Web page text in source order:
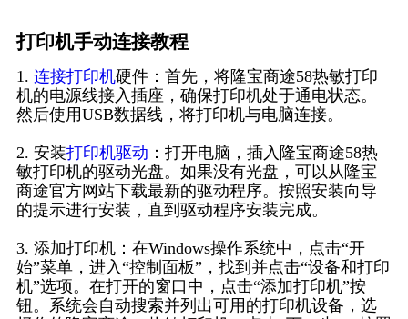
打印机手动连接教程
1. 连接打印机硬件：首先，将隆宝商途58热敏打印
机的电源线接入插座，确保打印机处于通电状态。
然后使用USB数据线，将打印机与电脑连接。
2. 安装打印机驱动 ：打开电脑，插入隆宝商途58热
敏打印机的驱动光盘。如果没有光盘，可以从隆宝
商途官方网站下载最新的驱动程序。按照安装向导
的提示进行安装，直到驱动程序安装完成。
3. 添加打印机：在Windows操作系统中，点击“开
始”菜单，进入“控制面板”，找到并点击“设备和打印
机”选项。在打开的窗口中，点击“添加打印机”按
钮。系统会自动搜索并列出可用的打印机设备，选